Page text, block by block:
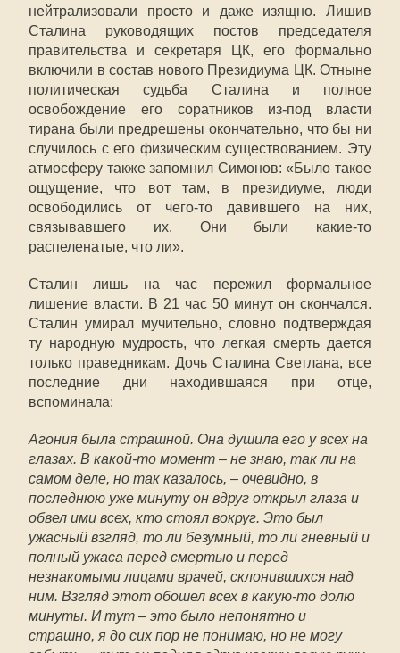
нейтрализовали просто и даже изящно. Лишив
Сталина руководящих постов председателя
правительства и секретаря ЦК, его формально
включили в состав нового Президиума ЦК. Отныне
политическая судьба Сталина и полное
освобождение его соратников из-под власти
тирана были предрешены окончательно, что бы ни
случилось с его физическим существованием. Эту
атмосферу также запомнил Симонов: «Было такое
ощущение, что вот там, в президиуме, люди
освободились от чего-то давившего на них,
связывавшего их. Они были какие-то
распеленатые, что ли».
Сталин лишь на час пережил формальное
лишение власти. В 21 час 50 минут он скончался.
Сталин умирал мучительно, словно подтверждая
ту народную мудрость, что легкая смерть дается
только праведникам. Дочь Сталина Светлана, все
последние дни находившаяся при отце,
вспоминала:
Агония была страшной. Она душила его у всех на
глазах. В какой-то момент – не знаю, так ли на
самом деле, но так казалось, – очевидно, в
последнюю уже минуту он вдруг открыл глаза и
обвел ими всех, кто стоял вокруг. Это был
ужасный взгляд, то ли безумный, то ли гневный и
полный ужаса перед смертью и перед
незнакомыми лицами врачей, склонившихся над
ним. Взгляд этот обошел всех в какую-то долю
минуты. И тут – это было непонятно и
страшно, я до сих пор не понимаю, но не могу